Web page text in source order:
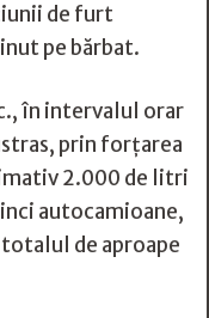
de furt
pe bărbat.
în intervalul orar
prin forțarea
2.000 de litri
autocamioane,
de aproape